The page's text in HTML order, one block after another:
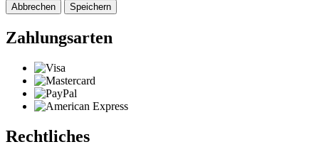
Abbrechen Speichern
Zahlungsarten
Rechtliches